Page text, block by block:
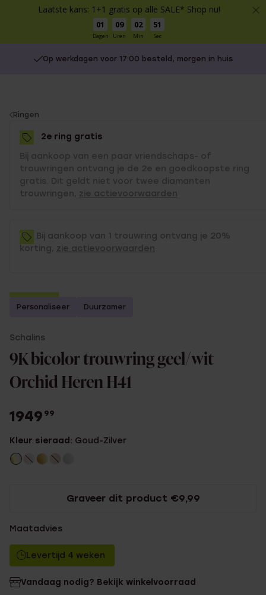
Laatste kans: 1+1 gratis op alle SALE* Shop nu!
01
Dagen
09
Uren
02
Min
51
Sec
Op werkdagen voor 17:00 besteld, morgen in huis
You
are
here:
Ringen
2e ring gratis
Bij aankoop van een paar vriendschaps- of
trouwringen ontvang je de 2e en goedkoopste ring
gratis. Dit geldt niet voor twee diamanten
trouwringen, zie actievoorwaarden
Bij aankoop van 1 trouwring ontvang je 20%
korting, zie actievoorwaarden
2e gratis
Personaliseer Duurzamer
Schalins
9K bicolor trouwring geel/wit
Orchid Heren H41
1949 99
Kleur sieraad: Goud-Zilver
Graveer dit product €9,99
Maatadvies
Levertijd 4 weken
Vandaag nodig? Bekijk winkelvoorraad